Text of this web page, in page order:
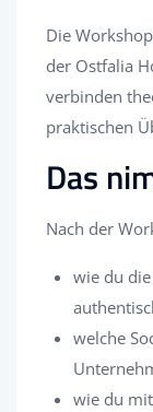
Die
der Ostfalia
verbinden
praktischen
Das
Nach der
wie du
welche
wie du